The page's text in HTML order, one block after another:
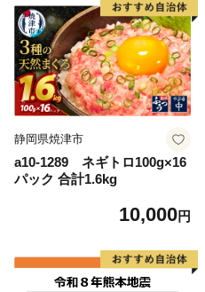
静岡県焼津市
a10-1289 ネギトロ100g×16
パック 合計1.6kg
10,000円